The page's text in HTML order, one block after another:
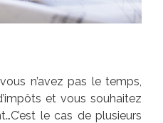
n’avez pas le temps,
et vous souhaitez
le cas de plusieurs